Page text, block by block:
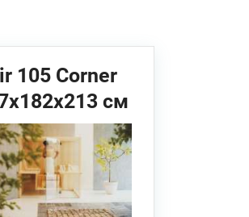
105 Corner
см
Сауна